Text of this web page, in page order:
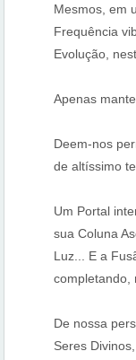
Mesmos, em
Frequência
Evolução,
Apenas
Deem-nos
de altíssimo
Um Portal
sua Coluna
Luz... E a
completando,
De nossa
Seres